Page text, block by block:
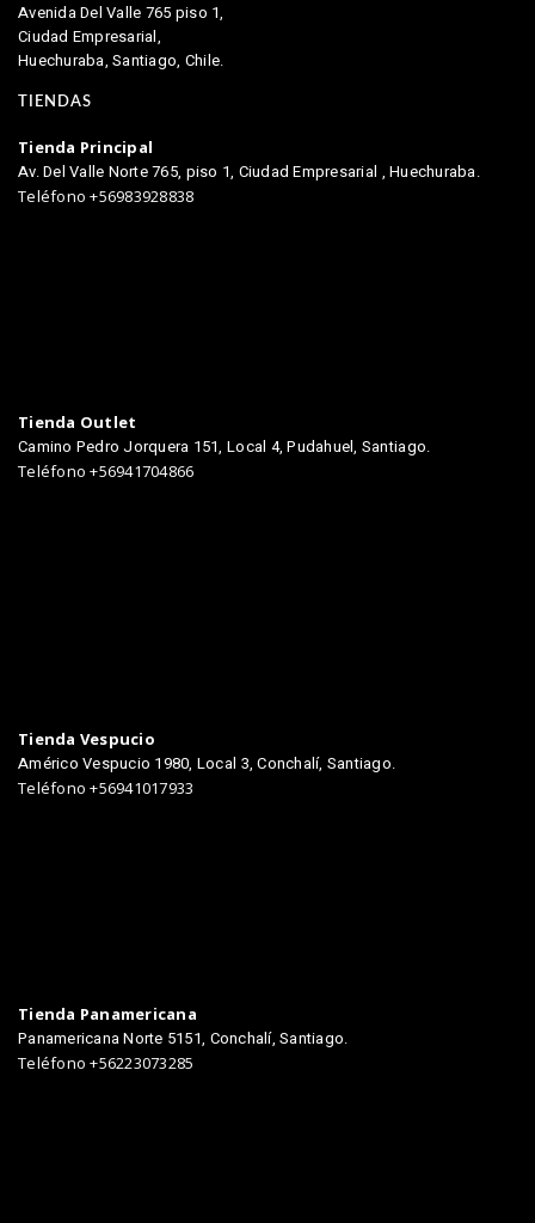
Avenida Del Valle 765 piso 1,
Ciudad Empresarial,
Huechuraba, Santiago, Chile.
TIENDAS
Tienda Principal
Av. Del Valle Norte 765, piso 1, Ciudad Empresarial , Huechuraba.
Teléfono +56983928838
Tienda Outlet
Camino Pedro Jorquera 151, Local 4, Pudahuel, Santiago.
Teléfono +56941704866
Tienda Vespucio
Américo Vespucio 1980, Local 3, Conchalí, Santiago.
Teléfono +56941017933
Tienda Panamericana
Panamericana Norte 5151, Conchalí, Santiago.
Teléfono +56223073285